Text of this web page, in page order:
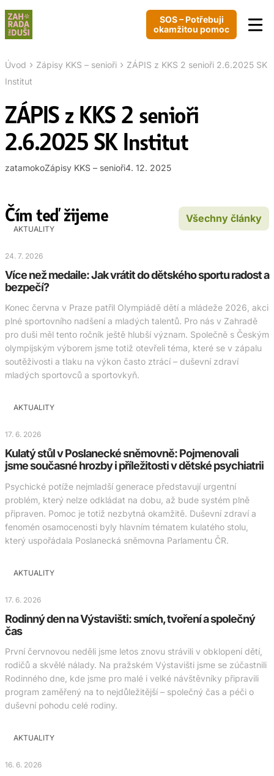
SOS – Potřebuji
okamžitou pomoc
Úvod › Zápisy KKS – senioři › ZÁPIS z KKS 2 senioři 2.6.2025 SK
Institut
ZÁPIS z KKS 2 senioři
2.6.2025 SK Institut
zatamokoZápisy KKS – senioři4. 12. 2025
Čím teď žijeme Všechny články
AKTUALITY
24. 7. 2026
Více než medaile: Jak vrátit do dětského sportu radost a
bezpečí?
Konec června v Praze patřil Olympiádě dětí a mládeže 2026, akci
plné sportovního nadšení a mladých talentů. Pro nás v Zahradě
pro duši měl tento ročník ještě hlubší význam. Společně s Českým
olympijským výborem jsme totiž otevřeli téma, které se v zápalu
soutěživosti a tlaku na výkon často ztrácí – duševní zdraví
mladých sportovců a sportovkyň.
AKTUALITY
17. 6. 2026
Kulatý stůl v Poslanecké sněmovně: Pojmenovali
jsme současné hrozby i příležitosti v dětské psychiatrii
Psychické potíže nejmladší generace představují urgentní
problém, který nelze odkládat na dobu, až bude systém plně
připraven. Pomoc je totiž nezbytná okamžitě. Duševní zdraví a
fenomén osamocenosti byly hlavním tématem kulatého stolu,
který uspořádala Poslanecká sněmovna Parlamentu ČR.
AKTUALITY
17. 6. 2026
Rodinný den na Výstavišti: smích, tvoření a společný
čas
První červnovou neděli jsme letos znovu strávili v obklopení dětí,
rodičů a skvělé nálady. Na pražském Výstavišti jsme se zúčastnili
Rodinného dne, kde jsme pro malé i velké návštěvníky připravili
program zaměřený na to nejdůležitější – společný čas a péči o
duševní pohodu celé rodiny.
AKTUALITY
16. 6. 2026